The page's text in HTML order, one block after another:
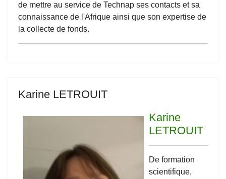
de mettre au service de Technap ses contacts et sa
connaissance de l'Afrique ainsi que son expertise de
la collecte de fonds.
Karine LETROUIT
Karine
LETROUIT
De formation
scientifique,